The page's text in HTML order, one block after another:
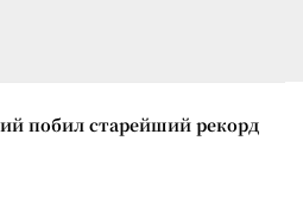
побил старейший рекорд